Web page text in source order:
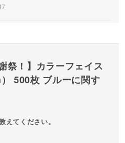
なく、落ち着いた色味の
安心していただけそうだ
です！ 空間全体がやさし
祭！】カラーフェイス
500枚 ブルーに関す
えてください。